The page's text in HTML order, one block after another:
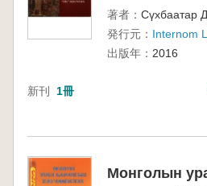
著者： Сүхбаатар Д
発行元： Internom
出版年： 2016
新刊 1冊
Монголын